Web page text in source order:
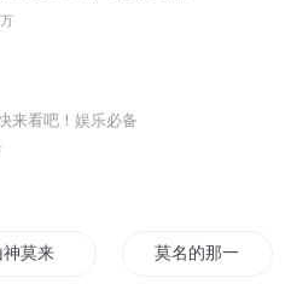
来看吧！娱乐必备
神莫来 莫名的那一年